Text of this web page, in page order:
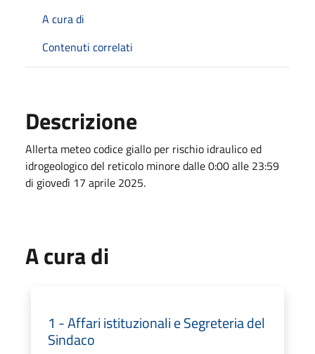
A cura di
Contenuti correlati
Descrizione
Allerta meteo codice giallo per rischio idraulico ed
idrogeologico del reticolo minore dalle 0:00 alle 23:59
di giovedì 17 aprile 2025.
A cura di
1 - Affari istituzionali e Segreteria del
Sindaco